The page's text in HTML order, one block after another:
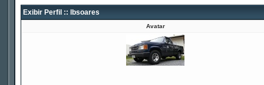
Exibir Perfil :: lbsoares
Avatar